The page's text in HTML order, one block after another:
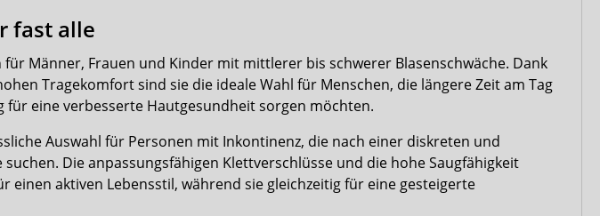
fast alle
Männer, Frauen und Kinder mit mittlerer bis schwerer Blasenschwäche. Dank
Tragekomfort sind sie die ideale Wahl für Menschen, die längere Zeit am Tag
für eine verbesserte Hautgesundheit sorgen möchten.
Auswahl für Personen mit Inkontinenz, die nach einer diskreten und
Die anpassungsfähigen Klettverschlüsse und die hohe Saugfähigkeit
einen aktiven Lebensstil, während sie gleichzeitig für eine gesteigerte